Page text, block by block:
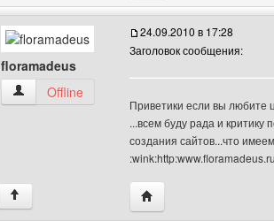
floramadeus
floramadeus Посмотреть профиль
Offline
24.09.2010 в 17:28
Заголовок сообщения:
Приветики если вы любите
...всем буду рада и
создания сайтов...что
↑ Посетить сайт